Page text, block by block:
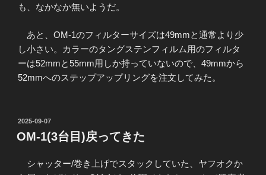
も、なかなか無いようだ。
あと、OM-1のフィルターサイズは49mmと通常より少
し小さい。カラーのタングステンフィルム用のフィルタ
ーは52mmと55mm用しか持っていないので、49mmから
52mmへのステップアップリングを注文してみた。
投
稿
日:
2025-09-07
OM-1(3台目)戻ってきた
シャッター/巻き上げでスタックしていた、ヤフオクか